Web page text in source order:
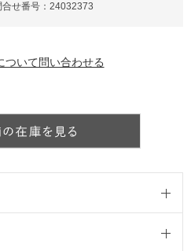
せ番号：24032373
ついて問い合わせる